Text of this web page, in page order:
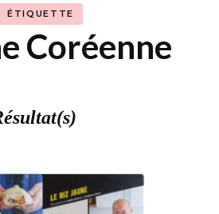
ÉTIQUETTE
Coréenne